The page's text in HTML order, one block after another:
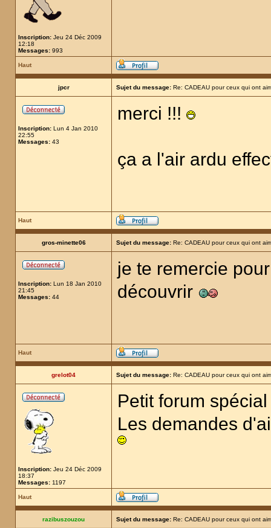
Inscription: Jeu 24 Déc 2009
12:18
Messages: 993
Haut
jpcr Sujet du message: Re: CADEAU pour ceux qui ont
Inscription: Lun 4 Jan 2010
22:55
Messages: 43
merci !!!
ça a l'air ardu
Haut
gros-minette06 Sujet du message: Re: CADEAU pour ceux qui ont
Inscription: Lun 18 Jan 2010
21:45
Messages: 44
je te remercie
découvrir
Haut
grelot04 Sujet du message: Re: CADEAU pour ceux qui ont
Inscription: Jeu 24 Déc 2009
18:37
Messages: 1197
Petit forum
Les demandes
Haut
razibuszouzou Sujet du message: Re: CADEAU pour ceux qui ont